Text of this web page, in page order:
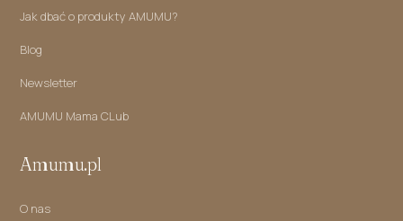
Jak dbać o produkty AMUMU?
Blog
Newsletter
AMUMU Mama CLub
Amumu.pl
O nas